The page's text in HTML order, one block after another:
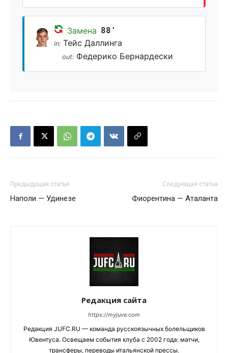
Замена 88'
in: Тейс Даллинга
out: Федерико Бернардески
Предыдущая статья
Наполи — Удинезе
Следующая статья
Фиорентина — Аталанта
Редакция сайта
https://myjuve.com
Редакция JUFC.RU — команда русскоязычных болельщиков
Ювентуса. Освещаем события клуба с 2002 года: матчи,
трансферы, переводы итальянской прессы.